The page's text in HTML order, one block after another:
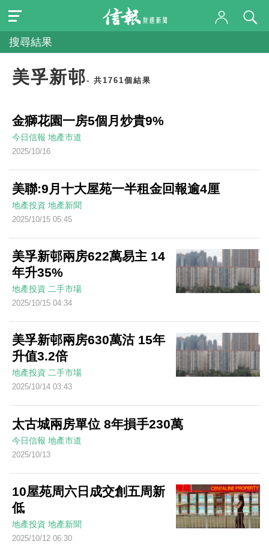
搜尋結果
美孚新邨- 共1761個結果
金獅花園一房5個月炒貴9%
今日信報 地產市道
2025/10/16
美聯:9月十大屋苑一半租金回報逾4厘
地產投資 地產新聞
2025/10/15 05:45
美孚新邨兩房622萬易主 14
年升35%
地產投資 二手市場
2025/10/15 04:34
美孚新邨兩房630萬沽 15年
升值3.2倍
地產投資 二手市場
2025/10/14 03:43
太古城兩房單位 8年損手230萬
今日信報 地產市道
2025/10/13
10屋苑周六日成交創五周新
低
地產投資 地產新聞
2025/10/12 06:30